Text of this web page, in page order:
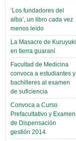
‘Los fundadores del
alba’, un libro cada vez
menos leído
La Masacre de Kuruyuki
en tierra guaraní
Facultad de Medicina
convoca a estudiantes y
bachilleres al examen
de suficiencia
Convoca a Curso
Prefacultativo y Examen
de Dispensación
gestión 2014